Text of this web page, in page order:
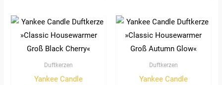
Duftkerzen
Yankee Candle
Duftkerzen
Yankee Candle